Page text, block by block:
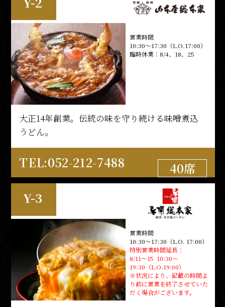
営業時間
10:30～17:30（L.O.17:00）
臨時休業：8/4、18、25
大正14年創業。伝統の味を守り続ける味噌煮込
うどん。
TEL:052-212-7488
40席
Y-3
営業時間
10:30～17:30（L.O. 17:00）
特別営業時間延長：
8/11～15 10:30～
19:30（L.O.19:00）
※状況により、記載の時間よ
り前に営業を終了させていた
だく場合がございます。
M-7
営業時間
19:00（L.O.18:00）
※状況により、記載の時間よ
【人気の忍者商品】と一緒に、名古屋観光の思
い出を作ろう！！
TEL:052-212-5560
102席
M-6
営業時間
11:00～15:00（L.O.14:30）
17:00～22:00（L.O.21:30）
臨時休業：8/5,12,19,26